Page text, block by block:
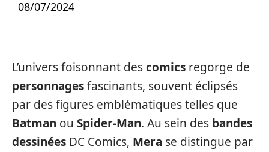
08/07/2024
L’univers foisonnant descomics regorge de
personnagesfascinants, souvent éclipsés
par des figures emblématiques telles que
Batman ou Spider-Man. Au sein des bandes
dessinées DC Comics, Mera se distingue par